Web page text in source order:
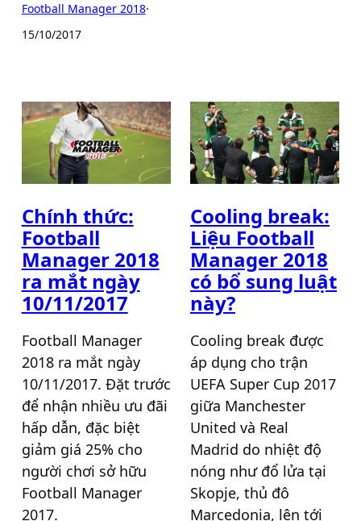
Football Manager 2018·
15/10/2017
Chính thức:
Football
Manager 2018
ra mắt ngày
10/11/2017
Football Manager
2018 ra mắt ngày
10/11/2017. Đặt trước
để nhận nhiều ưu đãi
hấp dẫn, đặc biệt
giảm giá 25% cho
người chơi sở hữu
Football Manager
2017.
Cooling break:
Liệu Football
Manager 2018
có bổ sung luật
này?
Cooling break được
áp dụng cho trận
UEFA Super Cup 2017
giữa Manchester
United và Real
Madrid do nhiệt độ
nóng như đổ lửa tại
Skopje, thủ đô
Marcedonia, lên tới